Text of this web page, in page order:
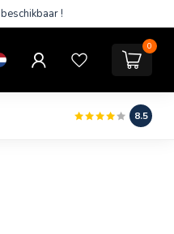
beschikbaar !
0
8.5